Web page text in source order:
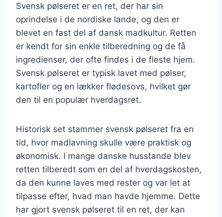
Svensk pølseret er en ret, der har sin
oprindelse i de nordiske lande, og den er
blevet en fast del af dansk madkultur. Retten
er kendt for sin enkle tilberedning og de få
ingredienser, der ofte findes i de fleste hjem.
Svensk pølseret er typisk lavet med pølser,
kartofler og en lækker flødesovs, hvilket gør
den til en populær hverdagsret.
Historisk set stammer svensk pølseret fra en
tid, hvor madlavning skulle være praktisk og
økonomisk. I mange danske husstande blev
retten tilberedt som en del af hverdagskosten,
da den kunne laves med rester og var let at
tilpasse efter, hvad man havde hjemme. Dette
har gjort svensk pølseret til en ret, der kan